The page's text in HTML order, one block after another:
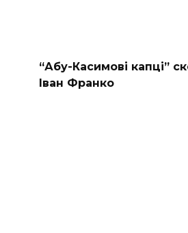
“Абу-Касимові капці”
Іван Франко